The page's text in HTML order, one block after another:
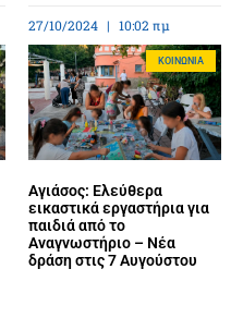
27/10/2024 10:02 πμ
ΚΟΙΝΩΝΊΑ
Αγιάσος: Ελεύθερα
εικαστικά εργαστήρια για
παιδιά από το
Αναγνωστήριο – Νέα
δράση στις 7 Αυγούστου